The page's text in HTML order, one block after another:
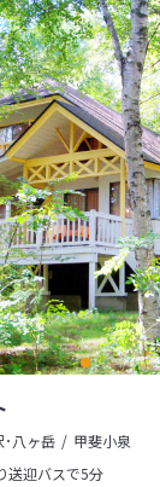
･八ヶ岳
甲斐小泉
送迎バスで5分